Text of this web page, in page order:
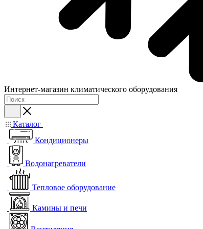
Интернет-магазин климатического оборудования
Каталог
Кондиционеры
Водонагреватели
Тепловое оборудование
Камины и печи